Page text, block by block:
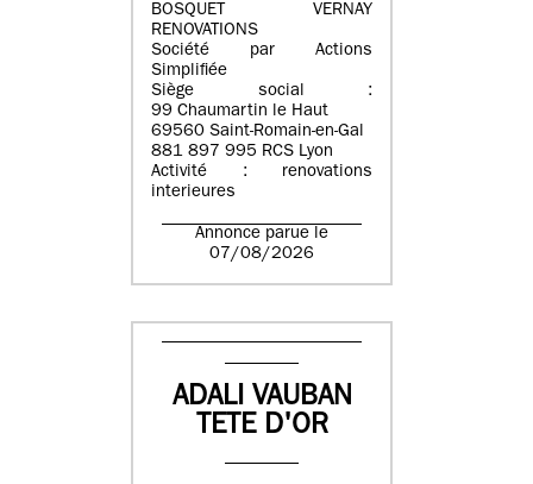
BOSQUET VERNAY
RENOVATIONS
Société par Actions
Simplifiée
Siège social :
99 Chaumartin le Haut
69560 Saint-Romain-en-Gal
881 897 995 RCS Lyon
Activité : renovations
interieures
Annonce parue le
07/08/2026
ADALI VAUBAN
TETE D'OR